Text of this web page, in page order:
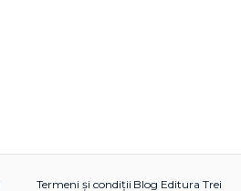
Termeni și condiții Blog Editura Trei